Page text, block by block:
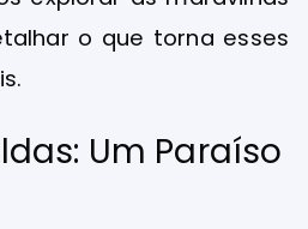
o que torna esses
Um Paraíso